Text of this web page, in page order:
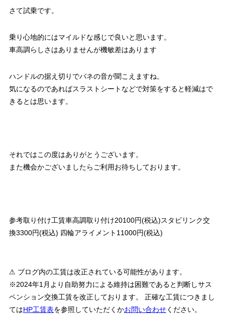
さて試乗です。
乗り心地的にはマイルドな感じで良いと思います。
車高調らしさはありませんが機敏差はあります
ハンドルの据え切りでバネの音が聞こえますね。
気になるのであればスラストシートなどで対策をすると軽減はで
きるとは思います。
それではこの度はありがとうございます。
また機会かございましたらご利用お待ちしております。
参考取り付け工賃車高調取り付け20100円(税込)スタビリンク交
換3300円(税込) 四輪アライメント11000円(税込)
⚠ ブログ内の工賃は改正されている可能性があります。
※2024年1月より自助努力による維持は困難であると判断しサス
ペンション交換工賃を改正しております。 正確な工賃につきまし
てはHP工賃表を参照していただくかお問い合わせください。